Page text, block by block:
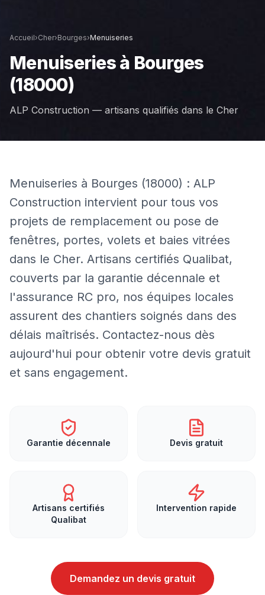
Accueil›Cher›Bourges›Menuiseries
Menuiseriesà Bourges
(18000)
ALP Construction — artisans qualifiés dans le Cher
Menuiseries à Bourges (18000) : ALP
Construction intervient pour tous vos
projets de remplacement ou pose de
fenêtres, portes, volets et baies vitrées
dans le Cher. Artisans certifiés Qualibat,
couverts par la garantie décennale et
l'assurance RC pro, nos équipes locales
assurent des chantiers soignés dans des
délais maîtrisés. Contactez-nous dès
aujourd'hui pour obtenir votre devis gratuit
et sans engagement.
Garantie décennale Devis gratuit
Artisans certifiés
Qualibat
Intervention rapide
Demandez un devis gratuit